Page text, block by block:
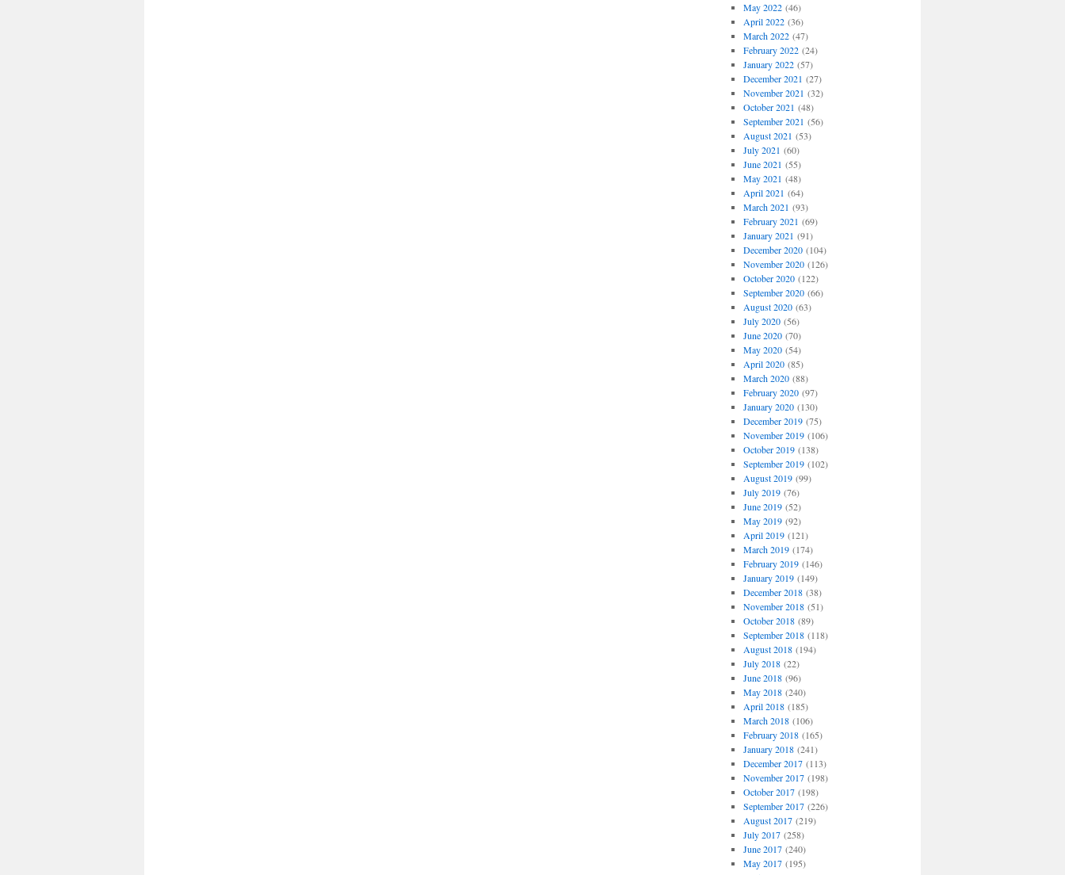
May 2022(46)
April 2022(36)
March 2022(47)
February 2022(24)
January 2022(57)
December 2021 (27)
November 2021 (32)
October 2021 (48)
September 2021 (56)
August 2021 (53)
July 2021 (60)
June 2021 (55)
May 2021 (48)
April 2021 (64)
March 2021 (93)
February 2021 (69)
January 2021 (91)
December 2020(104)
November 2020(126)
October 2020(122)
September 2020(66)
August 2020(63)
July 2020(56)
June 2020(70)
May 2020(54)
April 2020(85)
March 2020(88)
February 2020(97)
January 2020(130)
December 2019(75)
November 2019(106)
October 2019(138)
September 2019(102)
August 2019(99)
July 2019(76)
June 2019(52)
May 2019(92)
April 2019(121)
March 2019(174)
February 2019(146)
January 2019(149)
December 2018(38)
November 2018(51)
October 2018(89)
September 2018(118)
August 2018(194)
July 2018(22)
June 2018(96)
May 2018(240)
April 2018(185)
March 2018(106)
February 2018(165)
January 2018(241)
December 2017(113)
November 2017(198)
October 2017(198)
September 2017(226)
August 2017(219)
July 2017(258)
June 2017(240)
May 2017(195)